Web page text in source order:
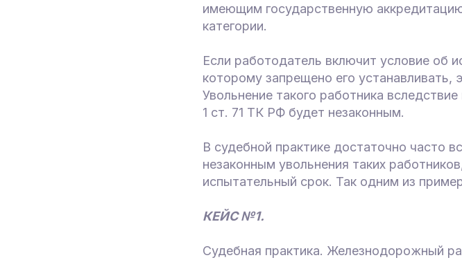
имеющим государственную
категории.
Если работодатель включит условие об
которому запрещено его устанавливать,
Увольнение такого работника
1 ст. 71 ТК РФ будет незаконным.
В судебной практике достаточно часто
незаконным увольнения таких
испытательный срок. Так одним из
КЕЙС №1.
Судебная практика. Железнодорожный